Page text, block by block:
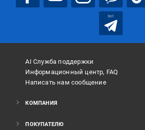
bot
AI Служба поддержки
Информационный центр, FAQ
Написать нам сообщение
КОМПАНИЯ
ПОКУПАТЕЛЮ